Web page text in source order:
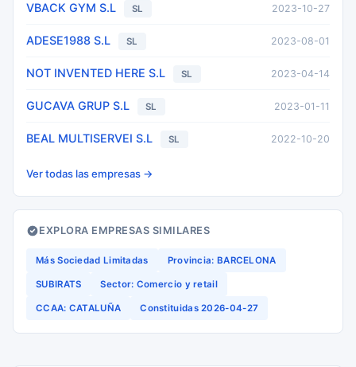
VBACK GYM S.L SL 2023-10-27
ADESE1988 S.L SL 2023-08-01
NOT INVENTED HERE S.L SL 2023-04-14
GUCAVA GRUP S.L SL 2023-01-11
BEAL MULTISERVEI S.L SL 2022-10-20
Ver todas las empresas →
EXPLORA EMPRESAS SIMILARES
Más Sociedad Limitadas Provincia: BARCELONA
SUBIRATS Sector: Comercio y retail
CCAA: CATALUÑA Constituidas 2026-04-27